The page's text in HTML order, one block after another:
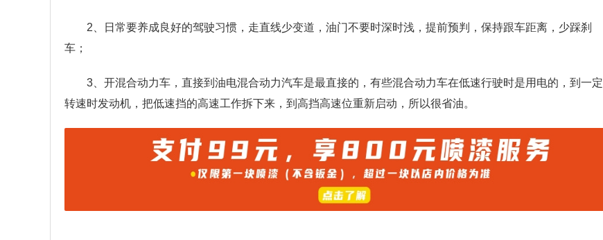
2、日常要养成良好的驾驶习惯，走直线少变道，油门不要时深时浅，提前预判，保持跟车距离，少踩刹
车；
3、开混合动力车，直接到油电混合动力汽车是最直接的，有些混合动力车在低速行驶时是用电的，到一定
转速时发动机，把低速挡的高速工作拆下来，到高挡高速位重新启动，所以很省油。